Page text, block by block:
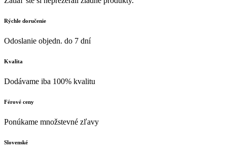
Rýchle doručenie
Odoslanie objedn. do 7 dní
Kvalita
Dodávame iba 100% kvalitu
Férové ceny
Ponúkame množstevné zľavy
Slovenské